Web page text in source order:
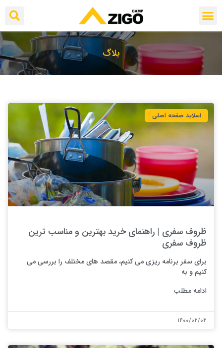
بلاگ
اسلاید صفحه اصلی
ظروف سفری | راهنمای خرید بهترین و مناسب ترین
ظروف سفری
برای سفر برنامه ریزی می کنیم، مقصد های مختلف را بررسی می
کنیم و به
ادامه مطلب
۱۴۰۰/۰۲/۰۲